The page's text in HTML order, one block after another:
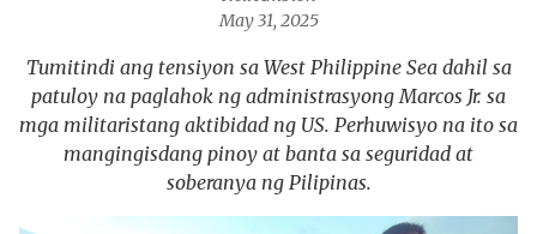
May 31, 2025
Tumitindi ang tensiyon sa West Philippine Sea dahil sa
patuloy na paglahok ng administrasyong Marcos Jr. sa
mga militaristang aktibidad ng US. Perhuwisyo na ito sa
mangingisdang pinoy at banta sa seguridad at
soberanya ng Pilipinas.